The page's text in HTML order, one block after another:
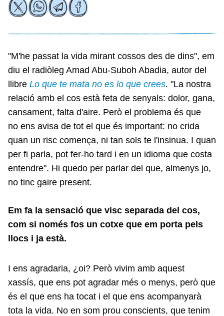
"M'he passat la vida mirant cossos des de dins", em
diu el radiòleg Amad Abu-Suboh Abadia, autor del
llibre Lo que te mata no es lo que crees. "La nostra
relació amb el cos està feta de senyals: dolor, gana,
cansament, falta d'aire. Però el problema és que
no ens avisa de tot el que és important: no crida
quan un risc comença, ni tan sols te l'insinua. I quan
per fi parla, pot fer-ho tard i en un idioma que costa
entendre". Hi quedo per parlar del que, almenys jo,
no tinc gaire present.
Em fa la sensació que visc separada del cos,
com si només fos un cotxe que em porta pels
llocs i ja està.
I ens agradaria, ¿oi? Però vivim amb aquest
xassís, que ens pot agradar més o menys, però que
és el que ens ha tocat i el que ens acompanyarà
tota la vida. No en som prou conscients, que tenim